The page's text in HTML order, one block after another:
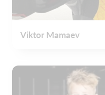
Viktor Mamaev